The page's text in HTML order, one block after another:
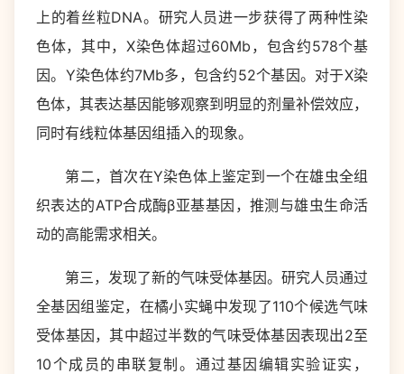
上的着丝粒DNA。研究人员进一步获得了两种性染
色体，其中，X染色体超过60Mb，包含约578个基
因。Y染色体约7Mb多，包含约52个基因。对于X染
色体，其表达基因能够观察到明显的剂量补偿效应，
同时有线粒体基因组插入的现象。
第二，首次在Y染色体上鉴定到一个在雄虫全组
织表达的ATP合成酶β亚基基因，推测与雄虫生命活
动的高能需求相关。
第三，发现了新的气味受体基因。研究人员通过
全基因组鉴定，在橘小实蝇中发现了110个候选气味
受体基因，其中超过半数的气味受体基因表现出2至
10个成员的串联复制。通过基因编辑实验证实，